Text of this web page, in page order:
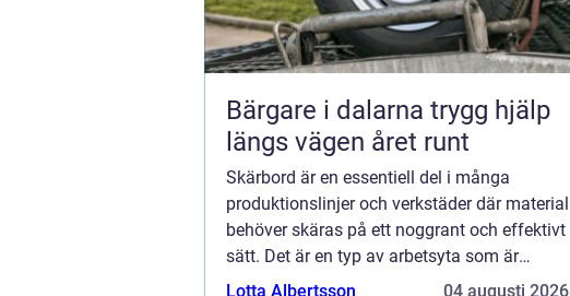
Bärgare i dalarna trygg hjälp
längs vägen året runt
Skärbord är en essentiell del i många
produktionslinjer och verkstäder där material
behöver skäras på ett noggrant och effektivt
sätt. Det är en typ av arbetsyta som är
särskilt utformad f...
Lotta Albertsson 04 augusti 2026